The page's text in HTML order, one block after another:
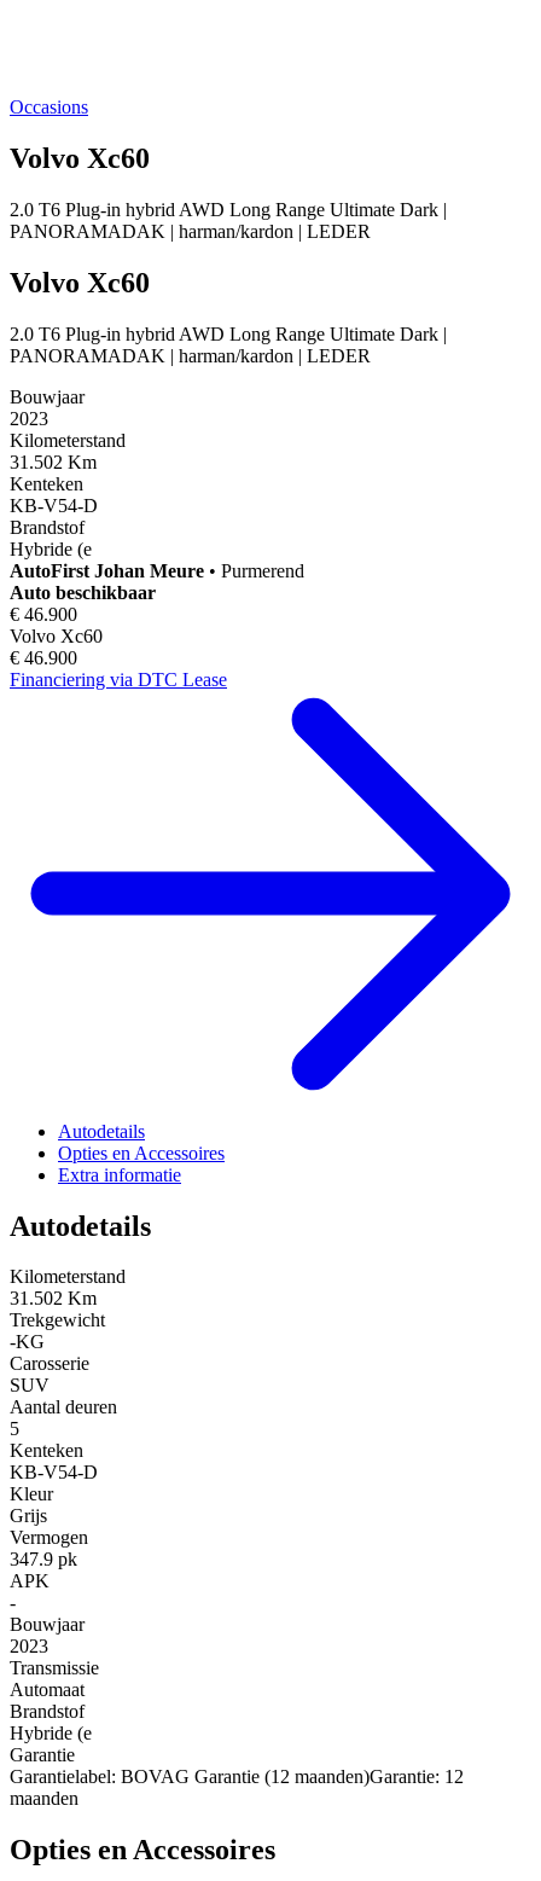
Occasions
Volvo Xc60
2.0 T6 Plug-in hybrid AWD Long Range Ultimate Dark |
PANORAMADAK | harman/kardon | LEDER
Volvo Xc60
2.0 T6 Plug-in hybrid AWD Long Range Ultimate Dark |
PANORAMADAK | harman/kardon | LEDER
Bouwjaar
2023
Kilometerstand
31.502 Km
Kenteken
KB-V54-D
Brandstof
Hybride (e
AutoFirst Johan Meure • Purmerend
Auto beschikbaar
€ 46.900
Volvo Xc60
€ 46.900
Financiering via DTC Lease
Autodetails
Opties en Accessoires
Extra informatie
Autodetails
Kilometerstand
31.502 Km
Trekgewicht
-KG
Carosserie
SUV
Aantal deuren
5
Kenteken
KB-V54-D
Kleur
Grijs
Vermogen
347.9 pk
APK
-
Bouwjaar
2023
Transmissie
Automaat
Brandstof
Hybride (e
Garantie
Garantielabel: BOVAG Garantie (12 maanden)Garantie: 12
maanden
Opties en Accessoires